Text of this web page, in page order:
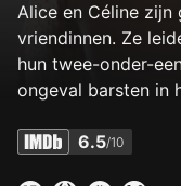
Alice en Céline zijn
vriendinnen. Ze
hun twee-onder-
ongeval barsten in
6.5/10